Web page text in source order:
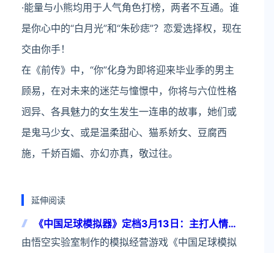
·能量与小熊均用于人气角色打榜，两者不互通。谁
是你心中的“白月光”和“朱砂痣”？恋爱选择权，现在
交由你手！
在《前传》中，“你”化身为即将迎来毕业季的男主
顾易，在对未来的迷茫与憧憬中，你将与六位性格
迥异、各具魅力的女生发生一连串的故事，她们或
是鬼马少女、或是温柔甜心、猫系娇女、豆腐西
施，千娇百媚、亦幻亦真，敬过往。
延伸阅读
《中国足球模拟器》定档3月13日：主打人情世
故 靠“画饼”运营球队
由悟空实验室制作的模拟经营游戏《中国足球模拟